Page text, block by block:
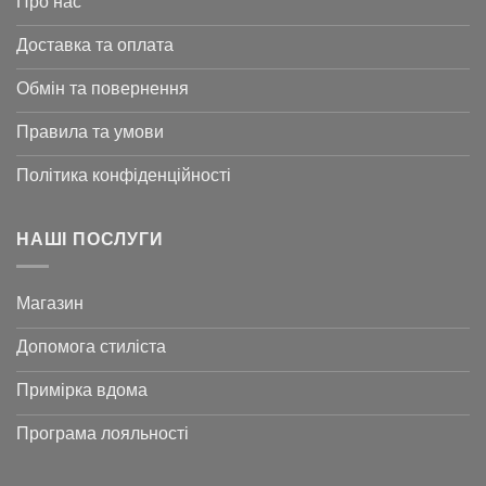
Доставка та оплата
Обмін та повернення
Правила та умови
Політика конфіденційності
НАШІ ПОСЛУГИ
Магазин
Допомога стиліста
Примірка вдома
Програма лояльності